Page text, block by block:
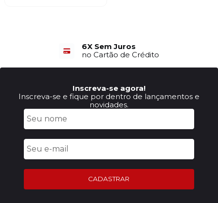
6X Sem Juros
no Cartão de Crédito
Inscreva-se agora!
Inscreva-se e fique por dentro de lançamentos e
novidades.
CADASTRAR